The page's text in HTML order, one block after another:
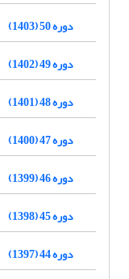
دوره 50 (1403)
دوره 49 (1402)
دوره 48 (1401)
دوره 47 (1400)
دوره 46 (1399)
دوره 45 (1398)
دوره 44 (1397)